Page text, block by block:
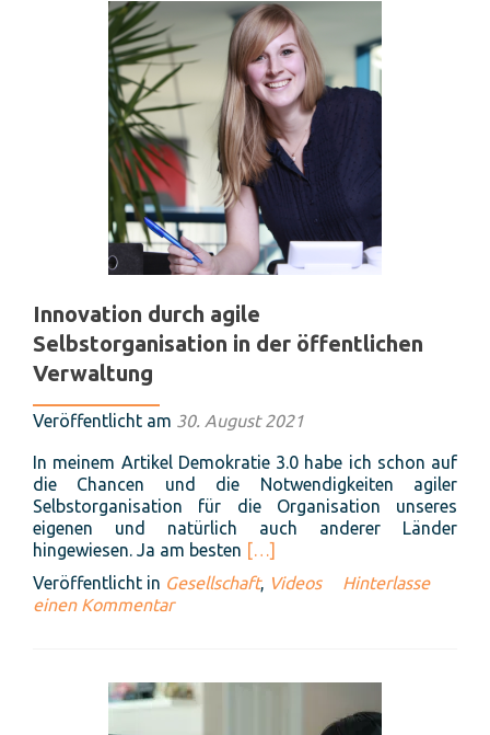
Innovation durch agile
Selbstorganisation in der öffentlichen
Verwaltung
Veröffentlicht am 30. August 2021
In meinem Artikel Demokratie 3.0 habe ich schon auf
die Chancen und die Notwendigkeiten agiler
Selbstorganisation für die Organisation unseres
eigenen und natürlich auch anderer Länder
hingewiesen. Ja am besten Read
more
about
Selbstorganisation
[…]
Veröffentlicht in Gesellschaft, Videos
Hinterlasse
einen Kommentar